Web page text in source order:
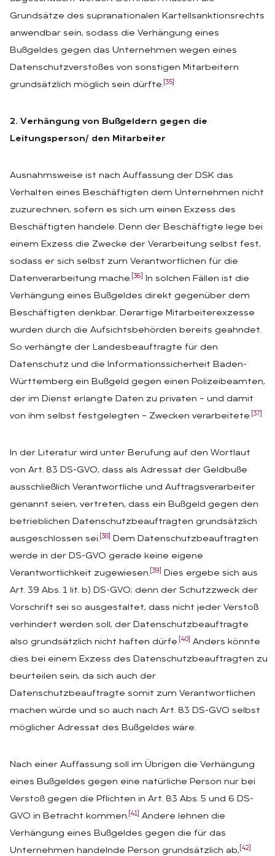
Grundsätze des supranationalen Kartellsanktionsrechts
anwendbar sein, sodass die Verhängung eines
Bußgeldes gegen das Unternehmen wegen eines
Datenschutzverstoßes von sonstigen Mitarbeitern
grundsätzlich möglich sein dürfte. [35]
2. Verhängung von Bußgeldern gegen die
Leitungsperson/ den Mitarbeiter
Ausnahmsweise ist nach Auffassung der DSK das
Verhalten eines Beschäftigten dem Unternehmen nicht
zuzurechnen, sofern es sich um einen Exzess des
Beschäftigten handele. Denn der Beschäftigte lege bei
einem Exzess die Zwecke der Verarbeitung selbst fest,
sodass er sich selbst zum Verantwortlichen für die
Datenverarbeitung mache. [36]
In solchen Fällen ist die
Verhängung eines Bußgeldes direkt gegenüber dem
Beschäftigten denkbar. Derartige Mitarbeiterexzesse
wurden durch die Aufsichtsbehörden bereits geahndet.
So verhängte der Landesbeauftragte für den
Datenschutz und die Informationssicherheit Baden-
Württemberg ein Bußgeld gegen einen Polizeibeamten,
der im Dienst erlangte Daten zu privaten – und damit
von ihm selbst festgelegten – Zwecken verarbeitete. [37]
In der Literatur wird unter Berufung auf den Wortlaut
von Art. 83 DS-GVO, dass als Adressat der Geldbuße
ausschließlich Verantwortliche und Auftragsverarbeiter
genannt seien, vertreten, dass ein Bußgeld gegen den
betrieblichen Datenschutzbeauftragten grundsätzlich
ausgeschlossen sei. [38]
Dem Datenschutzbeauftragten
werde in der DS-GVO gerade keine eigene
Verantwortlichkeit zugewiesen. [39]
Dies ergebe sich aus
Art. 39 Abs. 1 lit. b) DS-GVO; denn der Schutzzweck der
Vorschrift sei so ausgestaltet, dass nicht jeder Verstoß
verhindert werden soll, der Datenschutzbeauftragte
also grundsätzlich nicht haften dürfe. [40]
Anders könnte
dies bei einem Exzess des Datenschutzbeauftragten zu
beurteilen sein, da sich auch der
Datenschutzbeauftragte somit zum Verantwortlichen
machen würde und so auch nach Art. 83 DS-GVO selbst
möglicher Adressat des Bußgeldes wäre.
Nach einer Auffassung soll im Übrigen die Verhängung
eines Bußgeldes gegen eine natürliche Person nur bei
Verstoß gegen die Pflichten in Art. 83 Abs. 5 und 6 DS-
GVO in Betracht kommen. [41]
Andere lehnen die
Verhängung eines Bußgeldes gegen die für das
Unternehmen handelnde Person grundsätzlich ab, [42]